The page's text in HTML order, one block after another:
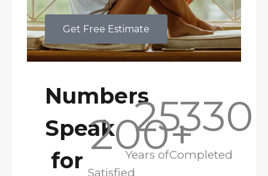
Get Free Estimate
Numbers
Speak
for Satisfied
200+
Years of
25
Completed
330